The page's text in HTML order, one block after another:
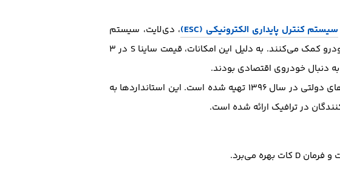
سیستم کنترل پایداری الکترونیکی (ESC)
، دی‌لایت، سیستم
پایش فشار باد تایر (TPMS) و سیستم راهنمای تعویض دنده (GSI) است که به ایمنی و کارایی خودرو کمک می‌کنند. به دلیل این امکانات، قیمت ساینا S در ۳
دنبال خودروی اقتصادی بودند.
برای خودروها یک مجموعه از نکات و ضوابط ایمنی است که توسط نهادهای دولتی در سال ۱۳۹۶ تهیه شده است. این استانداردها به
در ترافیک ارائه شده است.